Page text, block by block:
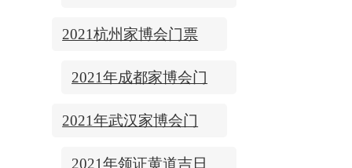
表
2021杭州家博会门票
2021年成都家博会门
票
2021年武汉家博会门
票
2021年领证黄道吉日